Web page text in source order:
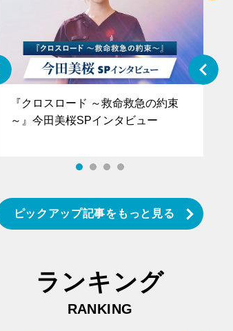
『クロスロード ～救命救急の約束
～』今田美桜SPインタビュー
ピックアップ記事をもっと見る
ランキング
RANKING